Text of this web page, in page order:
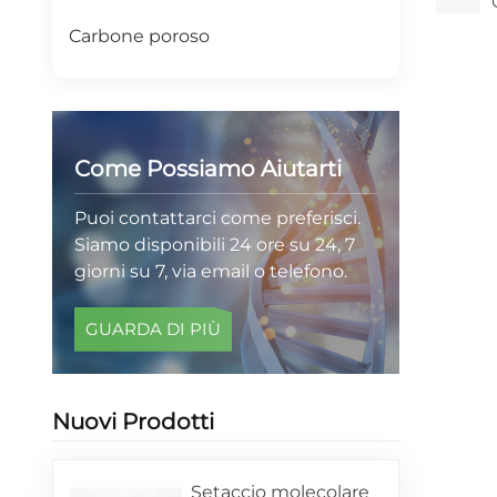
Carbone poroso
Come Possiamo Aiutarti
Puoi contattarci come preferisci.
Siamo disponibili 24 ore su 24, 7
giorni su 7, via email o telefono.
GUARDA DI PIÙ
Nuovi Prodotti
Setaccio molecolare